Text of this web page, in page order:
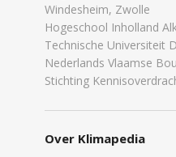
Windesheim, Zwolle
Hogeschool Inholland
Technische Universiteit
Nederlands Vlaamse
Stichting
Over Klimapedia